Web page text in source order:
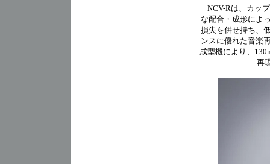
NCV-Rは、カッ
な配合・成形によ
損失を併せ持ち、
ンスに優れた音楽
成型機により、
再